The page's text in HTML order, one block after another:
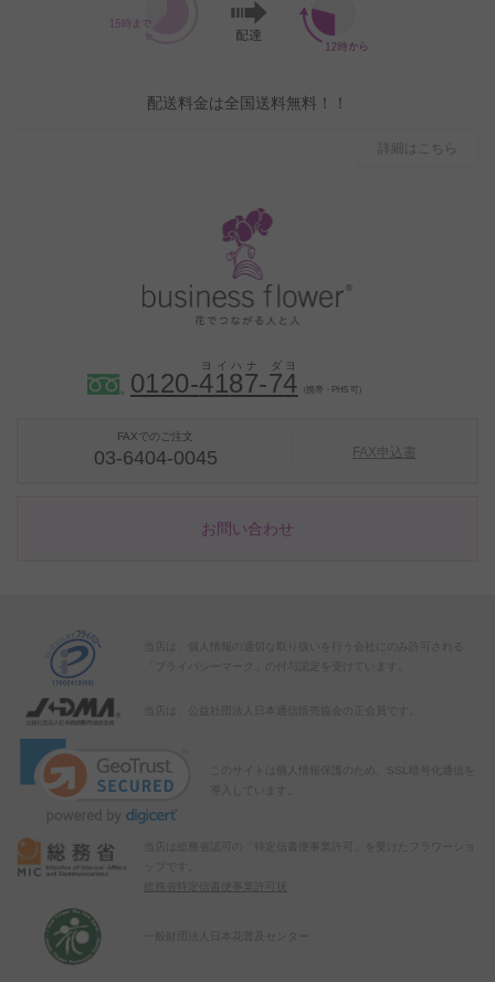
配送料金は全国送料無料！！
詳細はこちら
0120-4187-74 （携帯・PHS 可）
FAXでのご注文
03-6404-0045 FAX申込書
お問い合わせ
当店は、個人情報の適切な取り扱いを行う会社にのみ許可される
「プライバシーマーク」の付与認定を受けています。
このサイトは個人情報保護のため、SSL暗号化通信を
導入しています。
当店は総務省認可の「特定信書便事業許可」を受けたフラワーショ
総務省特定信書便事業許可状